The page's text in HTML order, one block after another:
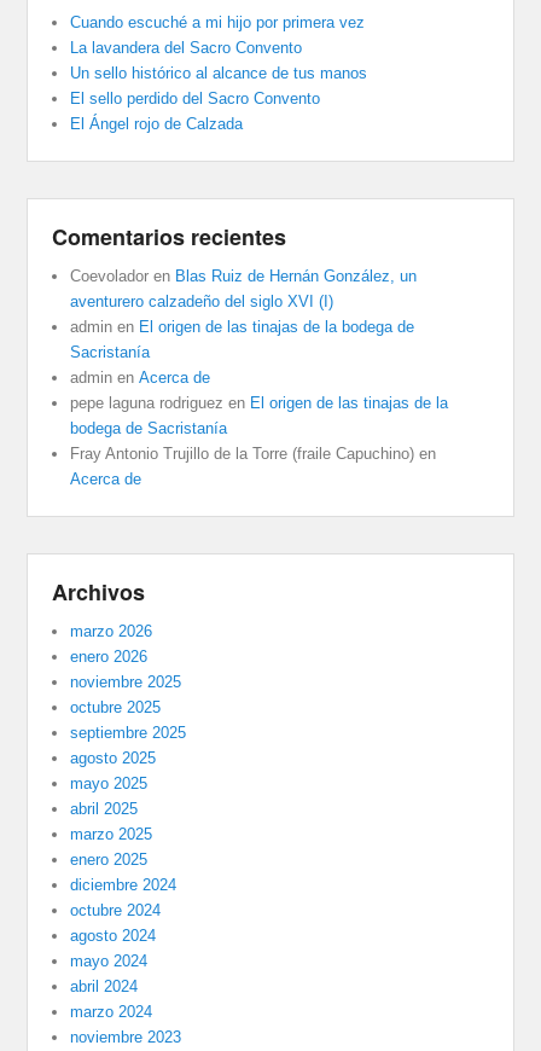
Cuando escuché a mi hijo por primera vez
La lavandera del Sacro Convento
Un sello histórico al alcance de tus manos
El sello perdido del Sacro Convento
El Ángel rojo de Calzada
Comentarios recientes
Coevolador en Blas Ruiz de Hernán González, un
aventurero calzadeño del siglo XVI (I)
admin en El origen de las tinajas de la bodega de
Sacristanía
admin enAcerca de
pepe laguna rodriguez en El origen de las tinajas de la
bodega de Sacristanía
Fray Antonio Trujillo de la Torre (fraile Capuchino) en
Acerca de
Archivos
marzo 2026
enero 2026
noviembre 2025
octubre 2025
septiembre 2025
agosto 2025
mayo 2025
abril 2025
marzo 2025
enero 2025
diciembre 2024
octubre 2024
agosto 2024
mayo 2024
abril 2024
marzo 2024
noviembre 2023